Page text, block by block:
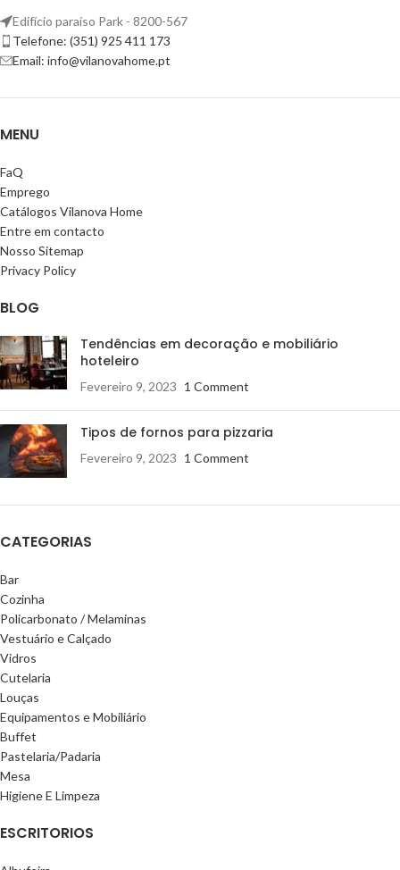
Edifício paraíso Park - 8200-567
Telefone: (351) 925 411 173
Email: info@vilanovahome.pt
MENU
FaQ
Emprego
Catálogos Vilanova Home
Entre em contacto
Nosso Sitemap
Privacy Policy
BLOG
Tendências em decoração e mobiliário
hoteleiro
Fevereiro 9, 2023 1 Comment
Tipos de fornos para pizzaria
Fevereiro 9, 2023 1 Comment
CATEGORIAS
Bar
Cozinha
Policarbonato / Melaminas
Vestuário e Calçado
Vidros
Cutelaria
Louças
Equipamentos e Mobiliário
Buffet
Pastelaria/Padaria
Mesa
Higiene E Limpeza
ESCRITORIOS